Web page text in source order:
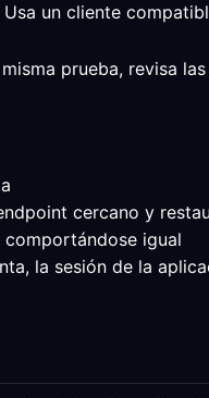
Usa un cliente
prueba, revisa
cercano y
igual
la sesión de la